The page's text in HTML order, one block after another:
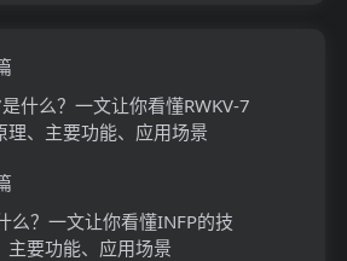
是什么？一文让你看懂RWKV-7
理、主要功能、应用场景
么？一文让你看懂INFP的技
主要功能、应用场景